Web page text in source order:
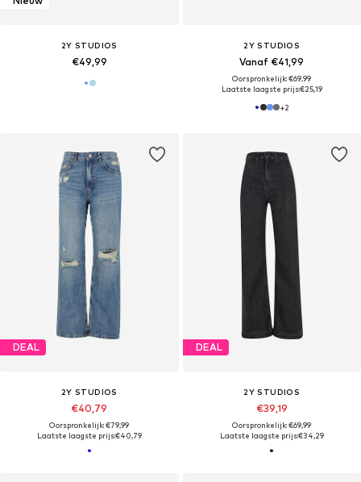
2Y STUDIOS
€49,99
2Y STUDIOS
Vanaf €41,99
Oorspronkelijk: €69,99
Laatste laagste prijs:€25,19
+2
DEAL
2Y STUDIOS
€40,79
Oorspronkelijk: €79,99
Laatste laagste prijs:€40,79
DEAL
2Y STUDIOS
€39,19
Oorspronkelijk: €69,99
Laatste laagste prijs:€34,29